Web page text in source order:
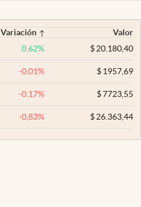
Variación
Valor
0,62% $20.180,40
-0,01% $1957,69
-0,17% $7723,55
-0,83% $26.363,44